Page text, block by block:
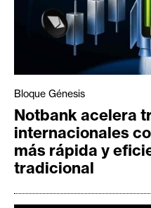
Bloque Génesis
Notbank acelera
internacionales
más rápida y
tradicional